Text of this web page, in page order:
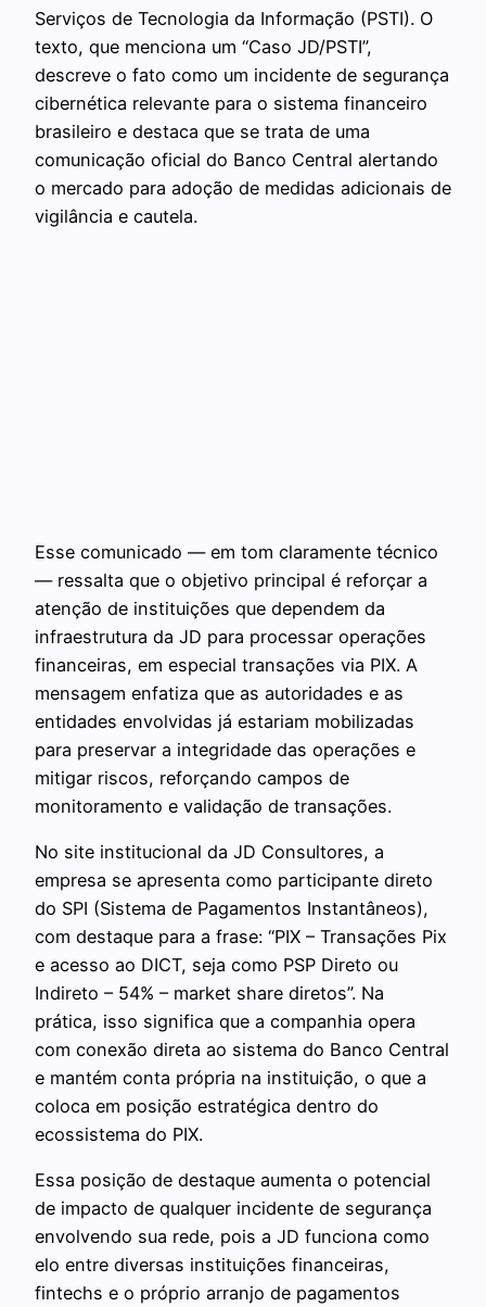
Serviços de Tecnologia da Informação (PSTI). O
texto, que menciona um “Caso JD/PSTI”,
descreve o fato como um incidente de segurança
cibernética relevante para o sistema financeiro
brasileiro e destaca que se trata de uma
comunicação oficial do Banco Central alertando
o mercado para adoção de medidas adicionais de
vigilância e cautela.
Esse comunicado — em tom claramente técnico
— ressalta que o objetivo principal é reforçar a
atenção de instituições que dependem da
infraestrutura da JD para processar operações
financeiras, em especial transações via PIX. A
mensagem enfatiza que as autoridades e as
entidades envolvidas já estariam mobilizadas
para preservar a integridade das operações e
mitigar riscos, reforçando campos de
monitoramento e validação de transações.
No site institucional da JD Consultores, a
empresa se apresenta como participante direto
do SPI (Sistema de Pagamentos Instantâneos),
com destaque para a frase: “PIX – Transações Pix
e acesso ao DICT, seja como PSP Direto ou
Indireto – 54% – market share diretos”. Na
prática, isso significa que a companhia opera
com conexão direta ao sistema do Banco Central
e mantém conta própria na instituição, o que a
coloca em posição estratégica dentro do
ecossistema do PIX.
Essa posição de destaque aumenta o potencial
de impacto de qualquer incidente de segurança
envolvendo sua rede, pois a JD funciona como
elo entre diversas instituições financeiras,
fintechs e o próprio arranjo de pagamentos